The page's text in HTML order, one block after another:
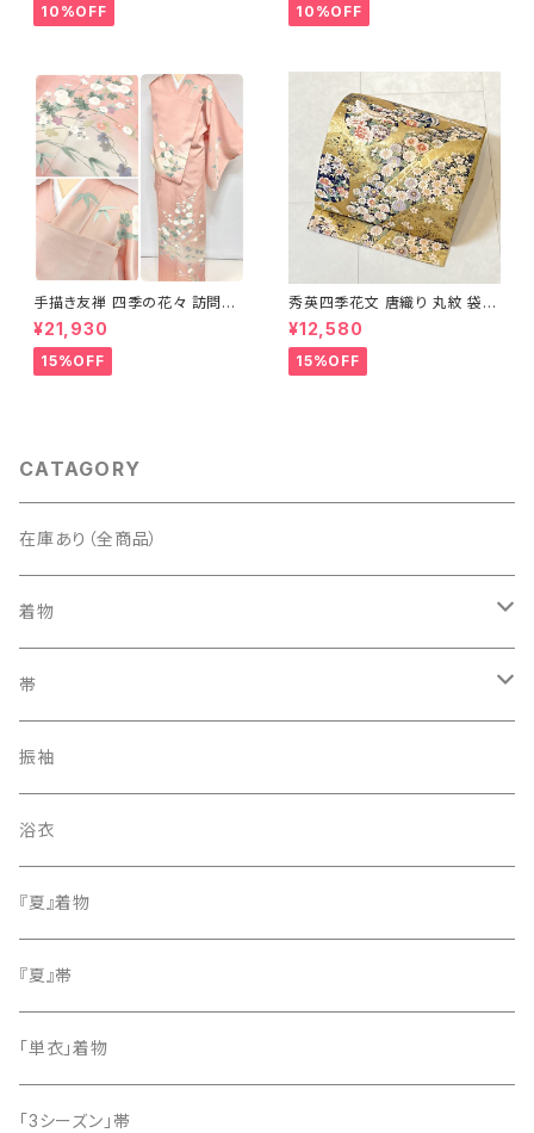
10%OFF 10%OFF
手描き友禅 四季の花々 訪問着
袷 正絹 サーモンピンク クリー
ム 白 桃花色 1434
¥21,930
15%OFF
秀英四季花文 唐織り 丸紋 袋帯
正絹 金糸 ゴールド 紺 ピンク 7
05
¥12,580
15%OFF
CATAGORY
在庫あり（全商品）
着物
訪問着・付下げ
紬
色無地
小紋
留袖
帯
袋帯
名古屋帯
振袖
浴衣
『夏』着物
『夏』帯
「単衣」着物
「3シーズン」帯